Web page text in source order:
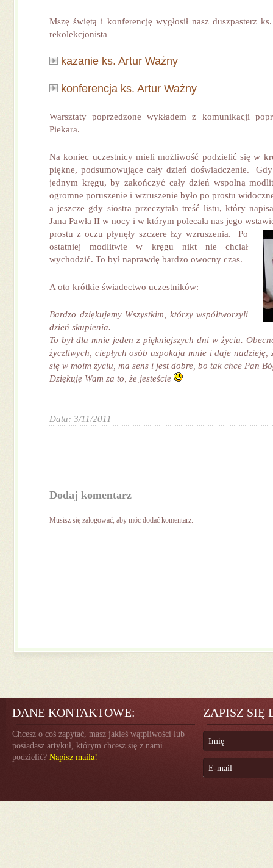
Mszę świętą i konferencję wygłosił nasz duszpasterz
rekolekcjonista
kazanie ks. Artur Ważny
konferencja ks. Artur Ważny
Warsztaty poprzedzone wykładem z komunikacji
Piekara.
Na koniec uczestnicy mieli możliwość podzielić się w
piękne, podsumowujące cały dzień doświadczenie.
jednym kręgu, by zakończyć cały dzień wspolną
ogromne poruszenie i wzruszenie było po prostu
a jeszcze gdy siostra przeczytała treść listu, który
Jana Pawła II w nocy i w którym polecała nas jego
prostu z oczu płynęły szczere łzy wzruszenia. Po
ostatniej modlitwie w kręgu nikt nie chciał
wychodzić. To był naprawdę bardzo owocny czas.
A oto krótkie świadectwo uczestników:
Bardzo dziękujemy Wszystkim, którzy współtworzyli
dzień skupienia.
To był dla mnie jeden z piękniejszych dni w życiu.
życzliwych, ciepłych osób uspokaja mnie i daje nadzieję,
się w moim życiu, ma sens i jest dobre, bo tak chce Pan
Dziękuję Wam za to, że jesteście
Data: 3/11/2011
Dodaj komentarz
Musisz się zalogować , aby móc dodać komentarz.
DANE KONTAKTOWE:
Chcesz o coś zapytać, masz jakieś wątpliwości lub
posiadasz artykuł, którym chcesz się z nami
podzielić? Napisz maila!
ZAPISZ SIĘ